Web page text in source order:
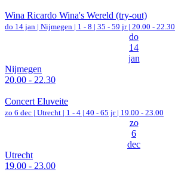
Wina Ricardo Wina's Wereld (try-out)
do 14 jan | Nijmegen | 1 - 8 | 35 - 59 jr | 20.00 - 22.30
do
14
jan
Nijmegen
20.00 - 22.30
Concert Eluveite
zo 6 dec | Utrecht | 1 - 4 | 40 - 65 jr | 19.00 - 23.00
zo
6
dec
Utrecht
19.00 - 23.00